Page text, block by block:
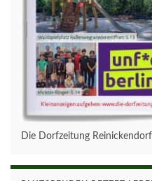
Die Dorfzeitung